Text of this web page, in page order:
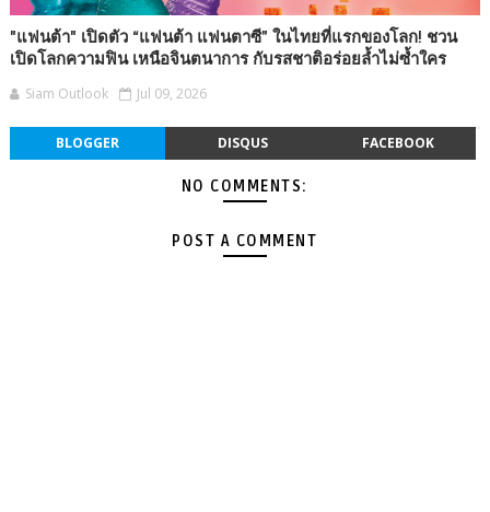
"แฟนต้า" เปิดตัว “แฟนต้า แฟนตาซี” ในไทยที่แรกของโลก! ชวน
เปิดโลกความฟิน เหนือจินตนาการ กับรสชาติอร่อยล้ำไม่ซ้ำใคร
Siam Outlook Jul 09, 2026
BLOGGER DISQUS FACEBOOK
NO COMMENTS:
POST A COMMENT